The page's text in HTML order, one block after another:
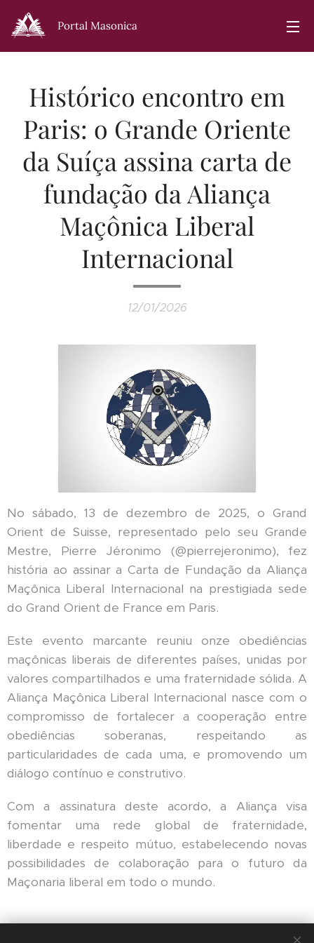
Portal Masonica
Histórico encontro em
Paris: o Grande Oriente
da Suíça assina carta de
fundação da Aliança
Maçônica Liberal
Internacional
12/01/2026
No sábado, 13 de dezembro de 2025, o Grand
Orient de Suisse, representado pelo seu Grande
Mestre, Pierre Jéronimo (@pierrejeronimo), fez
história ao assinar a Carta de Fundação da Aliança
Maçônica Liberal Internacional na prestigiada sede
do Grand Orient de France em Paris.
Este evento marcante reuniu onze obediências
maçônicas liberais de diferentes países, unidas por
valores compartilhados e uma fraternidade sólida. A
Aliança Maçônica Liberal Internacional nasce com o
compromisso de fortalecer a cooperação entre
obediências soberanas, respeitando as
particularidades de cada uma, e promovendo um
diálogo contínuo e construtivo.
Com a assinatura deste acordo, a Aliança visa
fomentar uma rede global de fraternidade,
liberdade e respeito mútuo, estabelecendo novas
possibilidades de colaboração para o futuro da
Maçonaria liberal em todo o mundo.